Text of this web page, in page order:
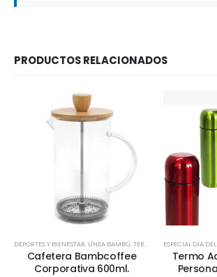
PRODUCTOS RELACIONADOS
DEPORTES Y BIENESTAR, LÍNEA BAMBÚ,TERMOS Y CAFETERAS ,
Cafetera Bambcoffee
Corporativa 600ml.
ESPECIAL DÍA
Termo